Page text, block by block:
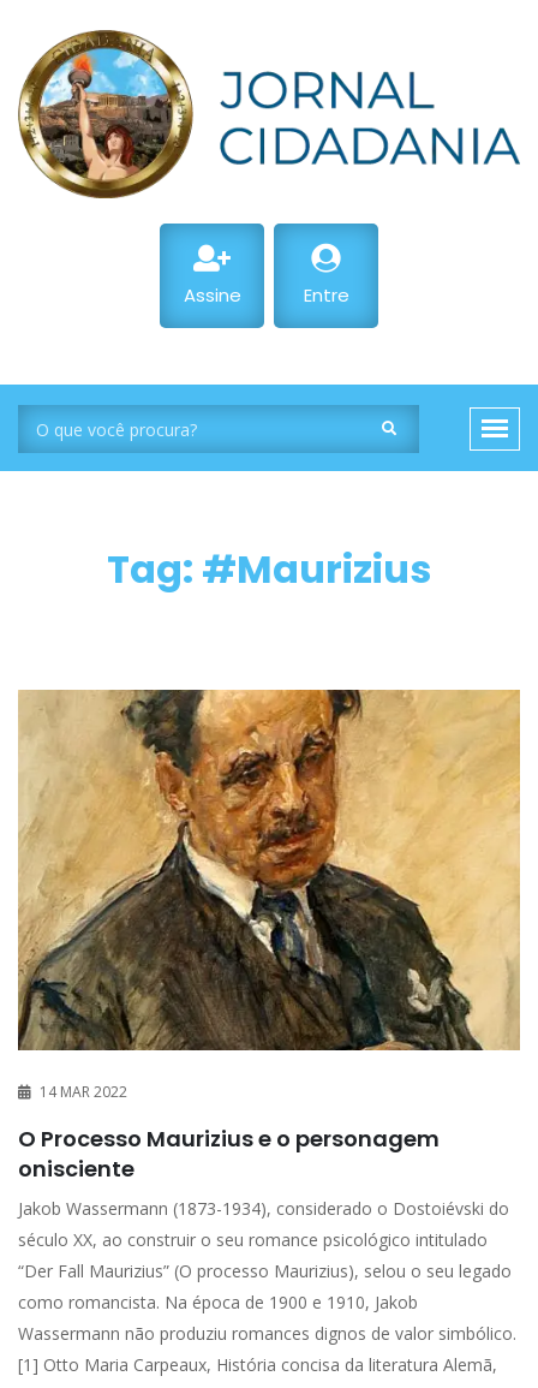
Assine Entre
Tag: #Maurizius
14 MAR 2022
O Processo Maurizius e o personagem
onisciente
Jakob Wassermann (1873-1934), considerado o Dostoiévski do
século XX, ao construir o seu romance psicológico intitulado
“Der Fall Maurizius” (O processo Maurizius), selou o seu legado
como romancista. Na época de 1900 e 1910, Jakob
Wassermann não produziu romances dignos de valor simbólico.
[1] Otto Maria Carpeaux, História concisa da literatura Alemã,